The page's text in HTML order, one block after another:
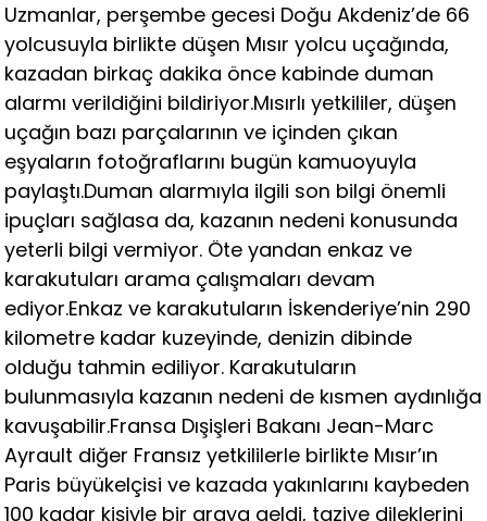
Uzmanlar, perşembe gecesi Doğu Akdeniz’de 66
yolcusuyla birlikte düşen Mısır yolcu uçağında,
kazadan birkaç dakika önce kabinde duman
alarmı verildiğini bildiriyor.Mısırlı yetkililer, düşen
uçağın bazı parçalarının ve içinden çıkan
eşyaların fotoğraflarını bugün kamuoyuyla
paylaştı.Duman alarmıyla ilgili son bilgi önemli
ipuçları sağlasa da, kazanın nedeni konusunda
yeterli bilgi vermiyor. Öte yandan enkaz ve
karakutuları arama çalışmaları devam
ediyor.Enkaz ve karakutuların İskenderiye’nin 290
kilometre kadar kuzeyinde, denizin dibinde
olduğu tahmin ediliyor. Karakutuların
bulunmasıyla kazanın nedeni de kısmen aydınlığa
kavuşabilir.Fransa Dışişleri Bakanı Jean-Marc
Ayrault diğer Fransız yetkililerle birlikte Mısır’ın
Paris büyükelçisi ve kazada yakınlarını kaybeden
100 kadar kişiyle bir araya geldi, taziye dileklerini